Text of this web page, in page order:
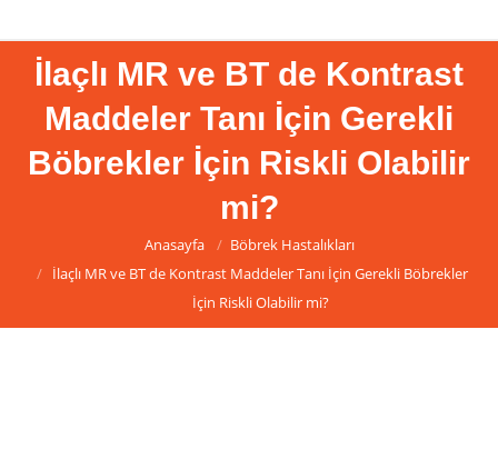
İlaçlı MR ve BT de Kontrast
Maddeler Tanı İçin Gerekli
Böbrekler İçin Riskli Olabilir
mi?
Anasayfa
Böbrek Hastalıkları
İlaçlı MR ve BT de Kontrast Maddeler Tanı İçin Gerekli Böbrekler
İçin Riskli Olabilir mi?